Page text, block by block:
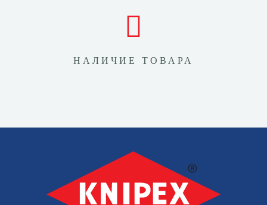
НАЛИЧИЕ ТОВАРА